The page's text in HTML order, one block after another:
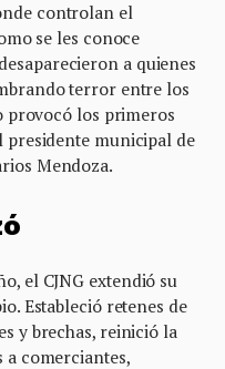
controlan el
se les conoce
a quienes
terror entre los
provocó los primeros
presidente municipal de
Mendoza.
el CJNG extendió su
Estableció retenes de
y brechas, reinició la
a comerciantes,